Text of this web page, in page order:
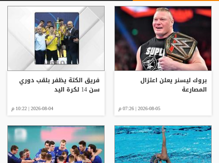
بروك ليسنر يعلن اعتزال
المصارعة
2026-08-05 | 07:26 م
فريق الكتة يظفر بلقب دوري
سن 14 لكرة اليد
2026-08-04 | 10:22 م